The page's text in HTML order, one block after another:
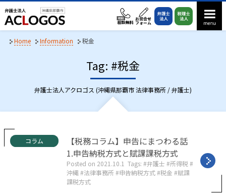
i
t
e
Home Information 税金
Tag: #税金
弁護士法人アクロゴス (沖縄県那覇市 法律事務所 / 弁護士)
C
a
コラム
【税務コラム】申告にまつわる話
1.申告納税方式と賦課課税方式
Posted on 2021.10.1 Tags: 弁護士
所得税
沖縄
法律事務所 申告納税方式 税金
賦課
課税方式